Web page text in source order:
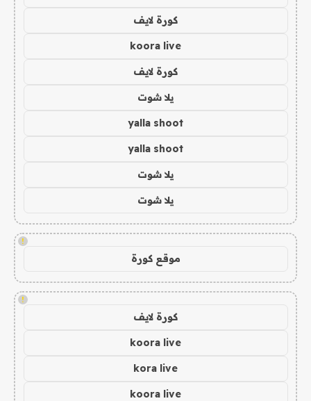
كورة لايف
koora live
كورة لايف
يلا شوت
yalla shoot
yalla shoot
يلا شوت
يلا شوت
!
موقع كورة
!
كورة لايف
koora live
kora live
koora live